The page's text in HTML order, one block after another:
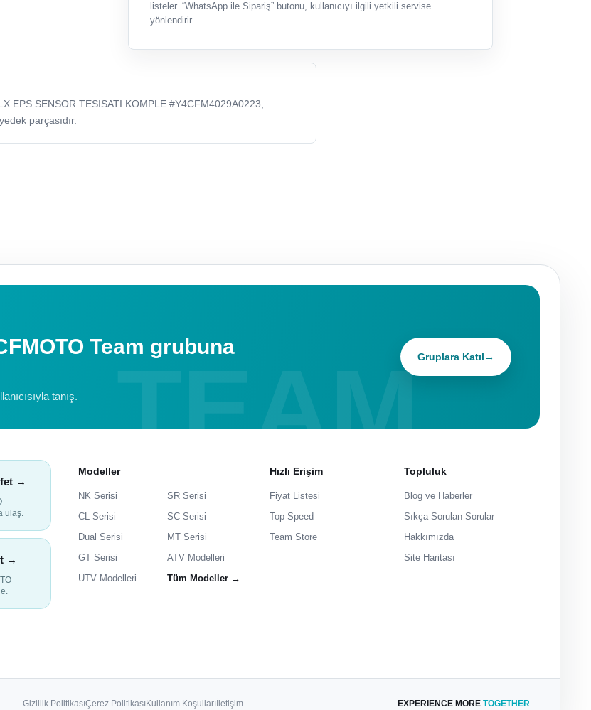
listeler. “WhatsApp ile Sipariş” butonu, kullanıcıyı ilgili yetkili servise
yönlendirir.
EPS SENSOR TESISATI KOMPLE #Y4CFM4029A0223,
parçasıdır.
Team grubuna
tanış.
Gruplara Katıl→
→
ulaş.
→
Modeller
NK Serisi
SR Serisi
CL Serisi
SC Serisi
Dual Serisi
MT Serisi
GT Serisi
ATV Modelleri
UTV Modelleri
Tüm Modeller →
Hızlı Erişim
Fiyat Listesi
Top Speed
Team Store
Topluluk
Blog ve Haberler
Sıkça Sorulan Sorular
Hakkımızda
Site Haritası
Gizlilik PolitikasıÇerez PolitikasıKullanım Koşullarıİletişim EXPERIENCE MORE TOGETHER